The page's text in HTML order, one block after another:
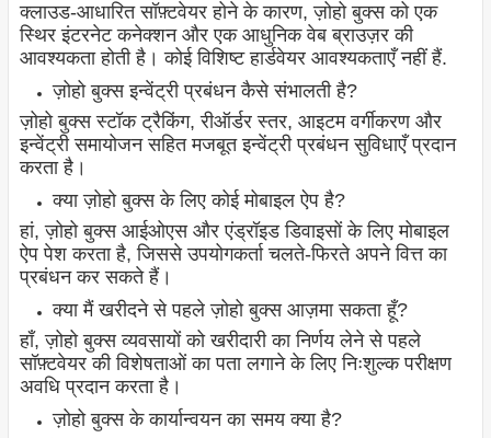
क्लाउड-आधारित सॉफ़्टवेयर होने के कारण, ज़ोहो बुक्स को एक
स्थिर इंटरनेट कनेक्शन और एक आधुनिक वेब ब्राउज़र की
आवश्यकता होती है। कोई विशिष्ट हार्डवेयर आवश्यकताएँ नहीं हैं.
ज़ोहो बुक्स इन्वेंट्री प्रबंधन कैसे संभालती है?
ज़ोहो बुक्स स्टॉक ट्रैकिंग, रीऑर्डर स्तर, आइटम वर्गीकरण और
इन्वेंट्री समायोजन सहित मजबूत इन्वेंट्री प्रबंधन सुविधाएँ प्रदान
करता है।
क्या ज़ोहो बुक्स के लिए कोई मोबाइल ऐप है?
हां, ज़ोहो बुक्स आईओएस और एंड्रॉइड डिवाइसों के लिए मोबाइल
ऐप पेश करता है, जिससे उपयोगकर्ता चलते-फिरते अपने वित्त का
प्रबंधन कर सकते हैं।
क्या मैं खरीदने से पहले ज़ोहो बुक्स आज़मा सकता हूँ?
हाँ, ज़ोहो बुक्स व्यवसायों को खरीदारी का निर्णय लेने से पहले
सॉफ़्टवेयर की विशेषताओं का पता लगाने के लिए निःशुल्क परीक्षण
अवधि प्रदान करता है।
ज़ोहो बुक्स के कार्यान्वयन का समय क्या है?